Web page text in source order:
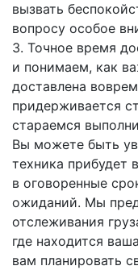
вызвать
вопросу особое
3. Точное время
и понимаем, как
доставлена
придерживается
стараемся
Вы можете быть
техника прибудет
в оговоренные
ожиданий. Мы
отслеживания
где находится
вам планировать